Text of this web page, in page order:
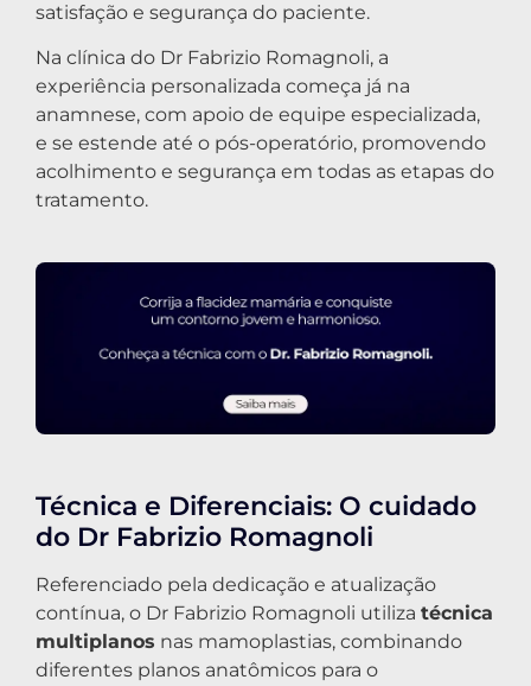
satisfação e segurança do paciente.
Na clínica do Dr Fabrizio Romagnoli, a
experiência personalizada começa já na
anamnese, com apoio de equipe especializada,
e se estende até o pós-operatório, promovendo
acolhimento e segurança em todas as etapas do
tratamento.
Técnica e Diferenciais: O cuidado
do Dr Fabrizio Romagnoli
Referenciado pela dedicação e atualização
contínua, o Dr Fabrizio Romagnoli utiliza técnica
multiplanos nas mamoplastias, combinando
diferentes planos anatômicos para o